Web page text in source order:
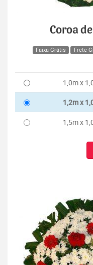
Coroa
Faixa Grátis Frete
1,0m x
1,2m x
1,5m x